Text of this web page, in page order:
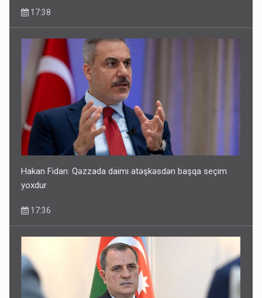
17:38
Hakan Fidan: Qəzzada daimi atəşkəsdən başqa seçim
yoxdur
17:36